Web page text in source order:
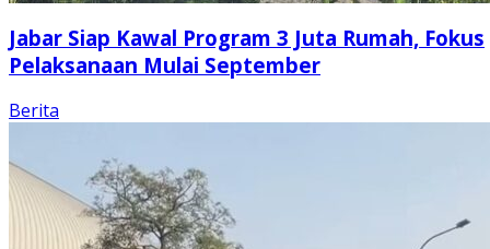
Jabar Siap Kawal Program 3 Juta Rumah, Fokus
Pelaksanaan Mulai September
Berita